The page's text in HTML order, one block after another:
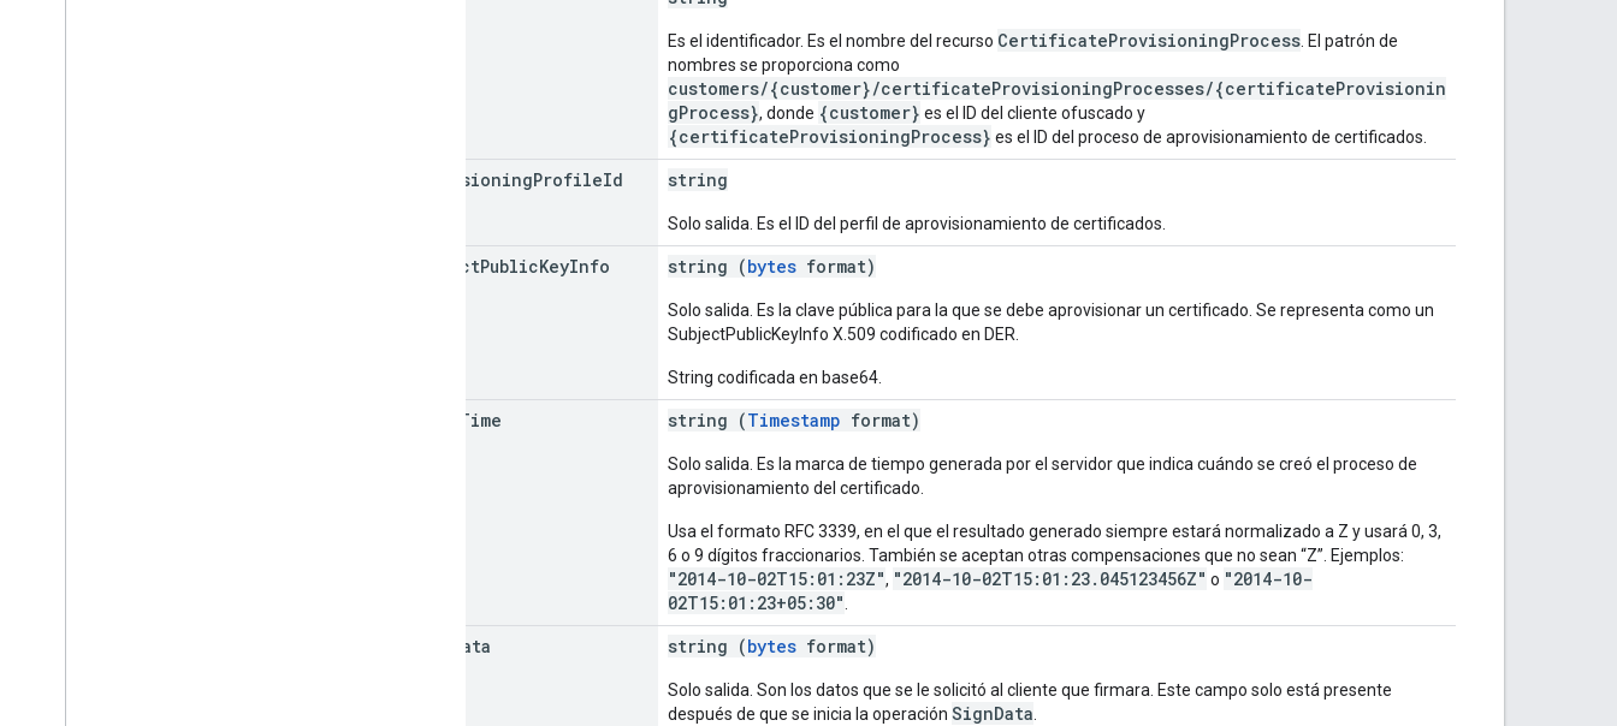
Es el identificador. Es el nombre del recurso CertificateProvisioningProcess . El patrón de
nombres se proporciona como
customers/{customer}/certificateProvisioningProcesses/{certificateProvisionin
gProcess}, donde {customer} es el ID del cliente ofuscado y
{certificateProvisioningProcess} es el ID del proceso de aprovisionamiento de certificados.
provisioningProfileId string
Solo salida. Es el ID del perfil de aprovisionamiento de certificados.
subjectPublicKeyInfo string (bytes format)
Solo salida. Es la clave pública para la que se debe aprovisionar un certificado. Se representa como un
SubjectPublicKeyInfo X.509 codificado en DER.
String codificada en base64.
Time string (Timestamp format)
Solo salida. Es la marca de tiempo generada por el servidor que indica cuándo se creó el proceso de
aprovisionamiento del certificado.
Usa el formato RFC 3339, en el que el resultado generado siempre estará normalizado a Z y usará 0, 3,
6 o 9 dígitos fraccionarios. También se aceptan otras compensaciones que no sean “Z”. Ejemplos:
"2014-10-02T15:01:23Z", "2014-10-02T15:01:23.045123456Z" o "2014-10-
02T15:01:23+05:30"
Data string (bytes format)
Solo salida. Son los datos que se le solicitó al cliente que firmara. Este campo solo está presente
después de que se inicia la operación SignData